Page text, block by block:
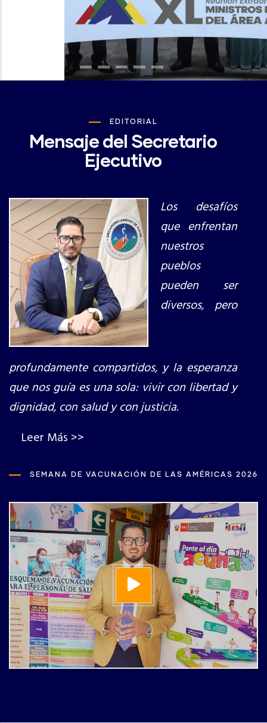
EDITORIAL
Mensaje del Secretario
Ejecutivo
Los desafíos
que enfrentan
nuestros
pueblos
pueden ser
diversos, pero
profundamente compartidos, y la esperanza
que nos guía es una sola: vivir con libertad y
dignidad, con salud y con justicia.
Leer Más >>
SEMANA DE VACUNACIÓN DE LAS AMÉRICAS 2026